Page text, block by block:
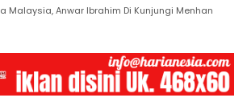
Malaysia, Anwar Ibrahim Di Kunjungi Menhan